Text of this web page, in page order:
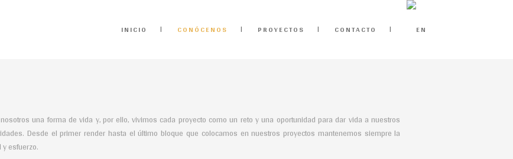
INICIO CONÓCENOS PROYECTOS CONTACTO
una forma de vida y, por ello, vivimos cada proyecto como un reto y una oportunidad para dar vida a nuestros
Desde el primer render hasta el último bloque que colocamos en nuestros proyectos mantenemos siempre la
esfuerzo.